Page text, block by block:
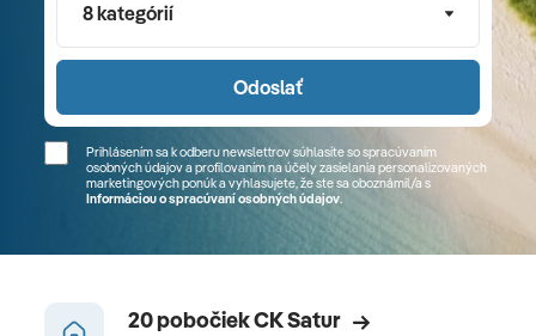
8 kategórií
Odoslať
Prihlásením sa k odberu newslettrov súhlasíte so spracúvaním
osobných údajov a profilovaním na účely zasielania personalizovaných
marketingových ponúk a vyhlasujete, že ste sa oboznámil/a s
Informáciou o spracúvaní osobných údajov.
20 pobočiek CK Satur